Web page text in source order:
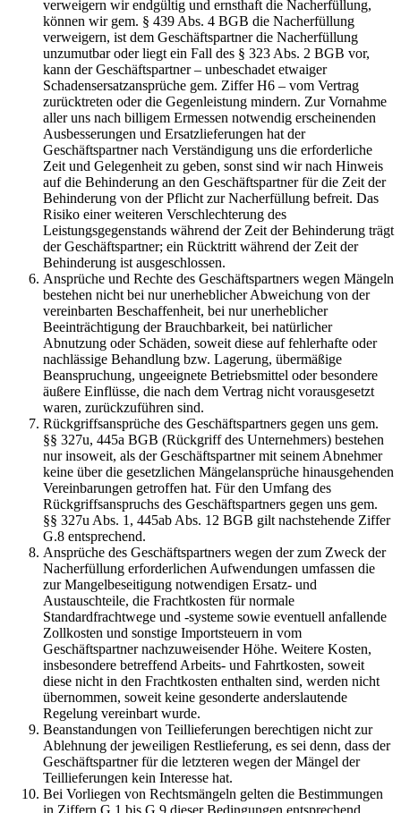
verweigern wir endgültig und ernsthaft die Nacherfüllung,
können wir gem. § 439 Abs. 4 BGB die Nacherfüllung
verweigern, ist dem Geschäftspartner die Nacherfüllung
unzumutbar oder liegt ein Fall des § 323 Abs. 2 BGB vor,
kann der Geschäftspartner – unbeschadet etwaiger
Schadensersatzansprüche gem. Ziffer H6 – vom Vertrag
zurücktreten oder die Gegenleistung mindern. Zur Vornahme
aller uns nach billigem Ermessen notwendig erscheinenden
Ausbesserungen und Ersatzlieferungen hat der
Geschäftspartner nach Verständigung uns die erforderliche
Zeit und Gelegenheit zu geben, sonst sind wir nach Hinweis
auf die Behinderung an den Geschäftspartner für die Zeit der
Behinderung von der Pflicht zur Nacherfüllung befreit. Das
Risiko einer weiteren Verschlechterung des
Leistungsgegenstands während der Zeit der Behinderung trägt
der Geschäftspartner; ein Rücktritt während der Zeit der
Behinderung ist ausgeschlossen.
Ansprüche und Rechte des Geschäftspartners wegen Mängeln
bestehen nicht bei nur unerheblicher Abweichung von der
vereinbarten Beschaffenheit, bei nur unerheblicher
Beeinträchtigung der Brauchbarkeit, bei natürlicher
Abnutzung oder Schäden, soweit diese auf fehlerhafte oder
nachlässige Behandlung bzw. Lagerung, übermäßige
Beanspruchung, ungeeignete Betriebsmittel oder besondere
äußere Einflüsse, die nach dem Vertrag nicht vorausgesetzt
waren, zurückzuführen sind.
Rückgriffsansprüche des Geschäftspartners gegen uns gem.
§§ 327u, 445a BGB (Rückgriff des Unternehmers) bestehen
nur insoweit, als der Geschäftspartner mit seinem Abnehmer
keine über die gesetzlichen Mängelansprüche hinausgehenden
Vereinbarungen getroffen hat. Für den Umfang des
Rückgriffsanspruchs des Geschäftspartners gegen uns gem.
§§ 327u Abs. 1, 445ab Abs. 12 BGB gilt nachstehende Ziffer
G.8 entsprechend.
Ansprüche des Geschäftspartners wegen der zum Zweck der
Nacherfüllung erforderlichen Aufwendungen umfassen die
zur Mangelbeseitigung notwendigen Ersatz- und
Austauschteile, die Frachtkosten für normale
Standardfrachtwege und -systeme sowie eventuell anfallende
Zollkosten und sonstige Importsteuern in vom
Geschäftspartner nachzuweisender Höhe. Weitere Kosten,
insbesondere betreffend Arbeits- und Fahrtkosten, soweit
diese nicht in den Frachtkosten enthalten sind, werden nicht
übernommen, soweit keine gesonderte anderslautende
Regelung vereinbart wurde.
Beanstandungen von Teillieferungen berechtigen nicht zur
Ablehnung der jeweiligen Restlieferung, es sei denn, dass der
Geschäftspartner für die letzteren wegen der Mängel der
Teillieferungen kein Interesse hat.
Bei Vorliegen von Rechtsmängeln gelten die Bestimmungen
in Ziffern G.1 bis G.9 dieser Bedingungen entsprechend.